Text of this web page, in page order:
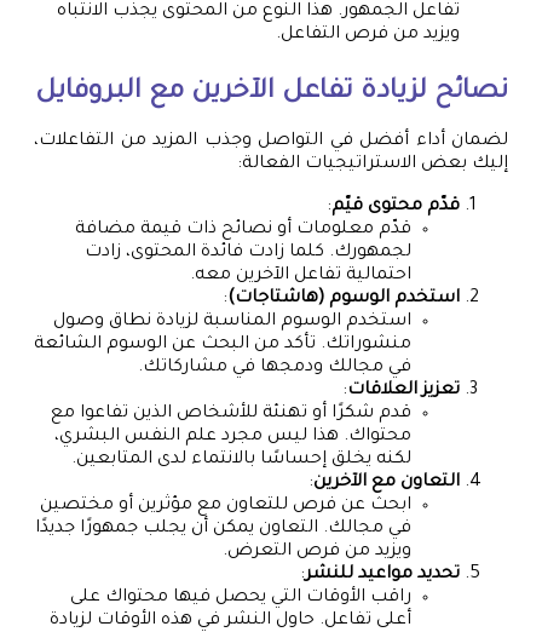
تفاعل الجمهور. هذا النوع من المحتوى يجذب الانتباه
ويزيد من فرص التفاعل.
نصائح لزيادة تفاعل الآخرين مع البروفايل
لضمان أداء أفضل في التواصل وجذب المزيد من التفاعلات،
إليك بعض الاستراتيجيات الفعالة:
قدّم محتوى قيّم:
قدّم معلومات أو نصائح ذات قيمة مضافة
لجمهورك. كلما زادت فائدة المحتوى، زادت
احتمالية تفاعل الآخرين معه.
استخدم الوسوم (هاشتاجات):
استخدم الوسوم المناسبة لزيادة نطاق وصول
منشوراتك. تأكد من البحث عن الوسوم الشائعة
في مجالك ودمجها في مشاركاتك.
تعزيز العلاقات:
قدم شكرًا أو تهنئة للأشخاص الذين تفاعوا مع
محتواك. هذا ليس مجرد علم النفس البشري،
لكنه يخلق إحساسًا بالانتماء لدى المتابعين.
التعاون مع الآخرين:
ابحث عن فرص للتعاون مع مؤثرين أو مختصين
في مجالك. التعاون يمكن أن يجلب جمهورًا جديدًا
ويزيد من فرص التعرض.
تحديد مواعيد للنشر:
راقب الأوقات التي يحصل فيها محتواك على
أعلى تفاعل. حاول النشر في هذه الأوقات لزيادة